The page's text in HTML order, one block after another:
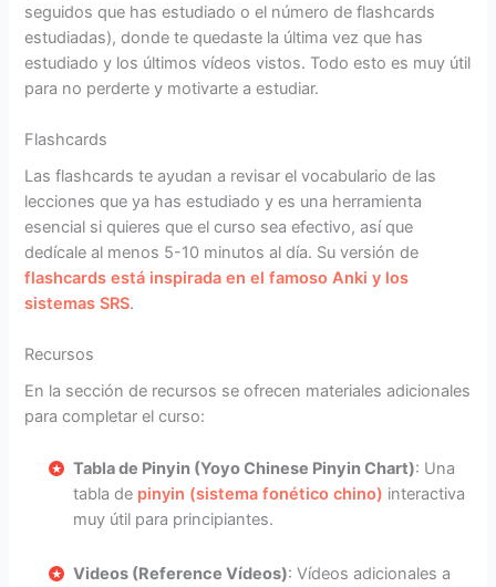
seguidos que has estudiado o el número de flashcards
estudiadas), donde te quedaste la última vez que has
estudiado y los últimos vídeos vistos. Todo esto es muy útil
para no perderte y motivarte a estudiar.
Flashcards
Las flashcards te ayudan a revisar el vocabulario de las
lecciones que ya has estudiado y es una herramienta
esencial si quieres que el curso sea efectivo, así que
dedícale al menos 5-10 minutos al día. Su versión de
flashcards está inspirada en el famoso Anki y los
sistemas SRS.
Recursos
En la sección de recursos se ofrecen materiales adicionales
para completar el curso:
Tabla de Pinyin (Yoyo Chinese Pinyin Chart): Una
tabla de pinyin (sistema fonético chino) interactiva
muy útil para principiantes.
Videos (Reference Vídeos): Vídeos adicionales a